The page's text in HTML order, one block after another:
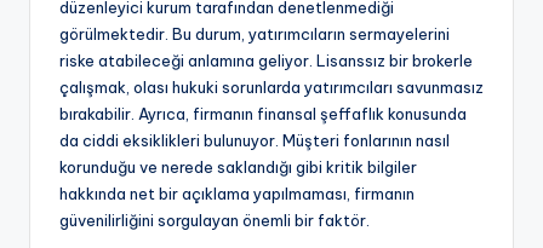
düzenleyici kurum tarafından denetlenmediği
görülmektedir. Bu durum, yatırımcıların sermayelerini
riske atabileceği anlamına geliyor. Lisanssız bir brokerle
çalışmak, olası hukuki sorunlarda yatırımcıları savunmasız
bırakabilir. Ayrıca, firmanın finansal şeffaflık konusunda
da ciddi eksiklikleri bulunuyor. Müşteri fonlarının nasıl
korunduğu ve nerede saklandığı gibi kritik bilgiler
hakkında net bir açıklama yapılmaması, firmanın
güvenilirliğini sorgulayan önemli bir faktör.